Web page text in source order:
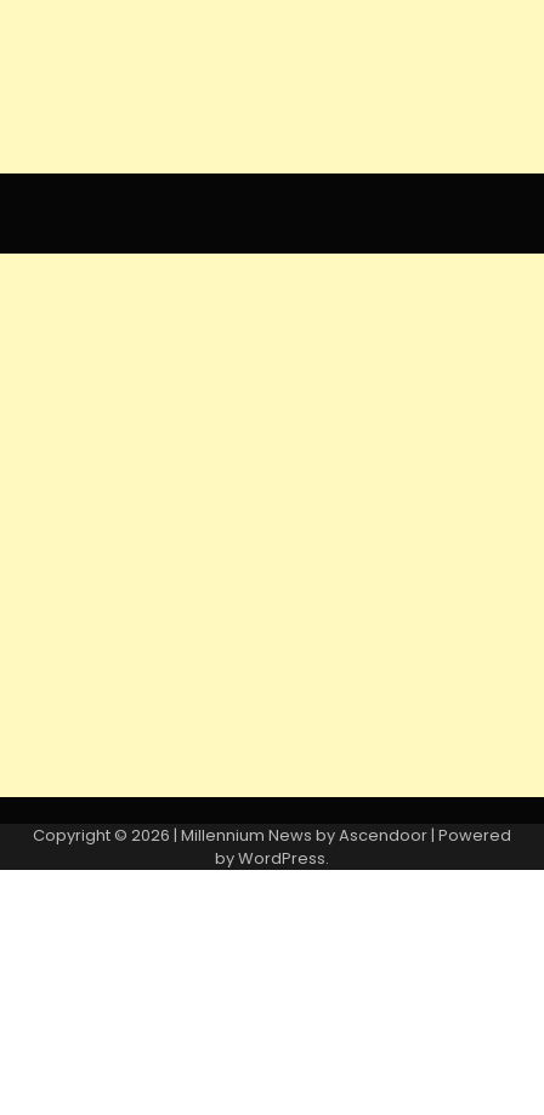
Copyright © 2026 | Millennium News byAscendoor| Powered
byWordPress.